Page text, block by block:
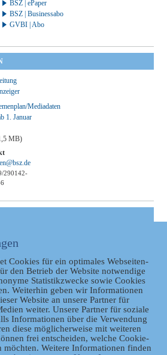
BSZ | ePaper
BSZ | Businessabo
GVBI | Abo
Mediadaten
1. Januar
MB)
290142-
Einbanddecke
Cookies für ein optimales Webseiten-
den Betrieb der Website notwendige
Statistikzwecke sowie Cookies
Weiterhin geben wir Informationen
Website an unsere Partner für
weiter. Unsere Partner für soziale
Informationen über die Verwendung
diese möglicherweise mit weiteren
frei entscheiden, welche Cookie-
möchten. Weitere Informationen finden